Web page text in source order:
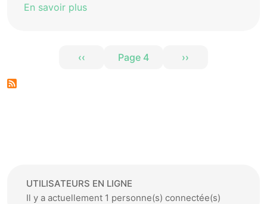
En savoir plus
Page précédente
‹‹ Page 4 ››
UTILISATEURS EN LIGNE
Il y a actuellement 1 personne(s) connectée(s)